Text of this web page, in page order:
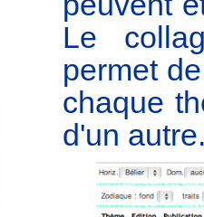
Le
permet
chaque
d'un